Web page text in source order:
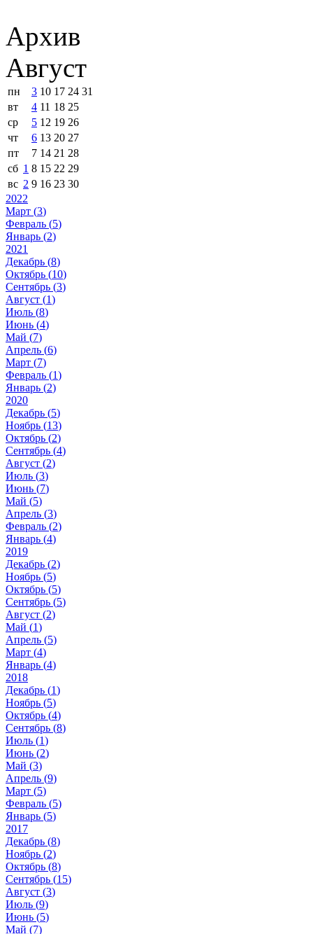
Архив
Август
пн 3 10 17 24 31
вт
4 11 18 25
ср
5 12 19 26
чт
6 13 20 27
пт
7 14 21 28
сб 1 8 15 22 29
вс 2 9 16 23 30
2022
Март (3)
Февраль (5)
Январь (2)
2021
Декабрь (8)
Октябрь (10)
Сентябрь (3)
Август (1)
Июль (8)
Июнь (4)
Май (7)
Апрель (6)
Март (7)
Февраль (1)
Январь (2)
2020
Декабрь (5)
Ноябрь (13)
Октябрь (2)
Сентябрь (4)
Август (2)
Июль (3)
Июнь (7)
Май (5)
Апрель (3)
Февраль (2)
Январь (4)
2019
Декабрь (2)
Ноябрь (5)
Октябрь (5)
Сентябрь (5)
Август (2)
Май (1)
Апрель (5)
Март (4)
Январь (4)
2018
Декабрь (1)
Ноябрь (5)
Октябрь (4)
Сентябрь (8)
Июль (1)
Июнь (2)
Май (3)
Апрель (9)
Март (5)
Февраль (5)
Январь (5)
2017
Декабрь (8)
Ноябрь (2)
Октябрь (8)
Сентябрь (15)
Август (3)
Июль (9)
Июнь (5)
Май (7)